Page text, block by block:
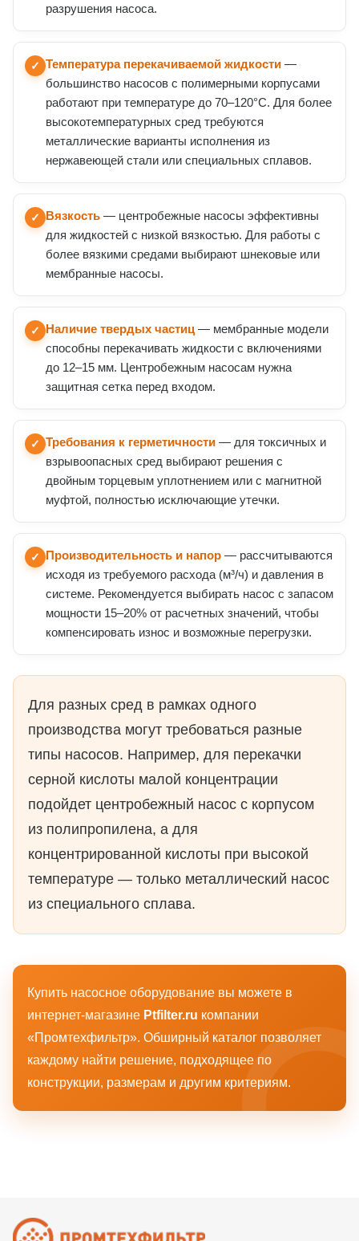
разрушения насоса.
✓ Температура перекачиваемой жидкости —
большинство насосов с полимерными корпусами
работают при температуре до 70–120°C. Для более
высокотемпературных сред требуются
металлические варианты исполнения из
нержавеющей стали или специальных сплавов.
✓ Вязкость — центробежные насосы эффективны
для жидкостей с низкой вязкостью. Для работы с
более вязкими средами выбирают шнековые или
мембранные насосы.
✓ Наличие твердых частиц — мембранные модели
способны перекачивать жидкости с включениями
до 12–15 мм. Центробежным насосам нужна
защитная сетка перед входом.
✓ Требования к герметичности — для токсичных и
взрывоопасных сред выбирают решения с
двойным торцевым уплотнением или с магнитной
муфтой, полностью исключающие утечки.
✓ Производительность и напор — рассчитываются
исходя из требуемого расхода (м³/ч) и давления в
системе. Рекомендуется выбирать насос с запасом
мощности 15–20% от расчетных значений, чтобы
компенсировать износ и возможные перегрузки.
Для разных сред в рамках одного
производства могут требоваться разные
типы насосов. Например, для перекачки
серной кислоты малой концентрации
подойдет центробежный насос с корпусом
из полипропилена, а для
концентрированной кислоты при высокой
температуре — только металлический насос
из специального сплава.
Купить насосное оборудование вы можете в
интернет-магазине Ptfilter.ru компании
«Промтехфильтр». Обширный каталог позволяет
каждому найти решение, подходящее по
конструкции, размерам и другим критериям.